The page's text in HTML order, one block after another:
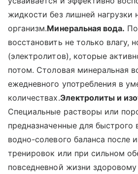
жидкости без лишней нагрузки
организм.Минеральная вода.
восстановить не только влагу,
(электролитов), которые
потом. Столовая минеральная
ежедневного употребления в
количествах.Электролиты и
Специальные растворы или
предназначенные для быстрого
водно-солевого баланса после
тренировок или при сильном
повседневной жизни